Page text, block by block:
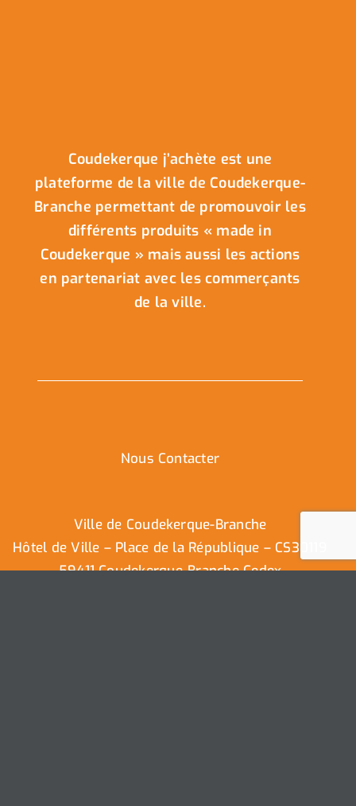
Coudekerque j’achète est une
plateforme de la ville de Coudekerque-
Branche permettant de promouvoir les
différents produits « made in
Coudekerque » mais aussi les actions
en partenariat avec les commerçants
de la ville.
Nous Contacter
Ville de Coudekerque-Branche
Hôtel de Ville – Place de la République – CS30119
59411 Coudekerque-Branche Cedex